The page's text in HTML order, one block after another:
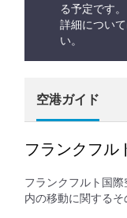
る予定です。
詳細につい
い。
空港ガイド
フランクフル
フランクフルト国
内の移動に関するそ